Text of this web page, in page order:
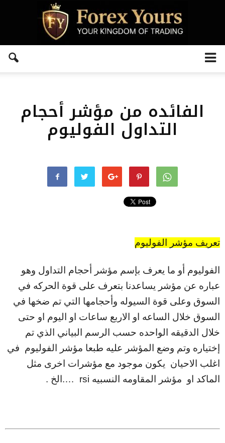
الفائده من مؤشر أحجام
التداول الفوليوم
تعريف مؤشر الفوليوم
الفوليوم أو ما يعرف بإسم مؤشر أحجام التداول وهو
عباره عن مؤشر يساعدنا بتعرف على قوة الحركه في
السوق وعلى قوة السيوله وأحجامها التي تم ضخها في
السوق خلال الساعه او الاربع ساعات او اليوم او حتى
خلال الدقيقه الواحده حسب الرسم البياني الذي تم
إختياره وتم وضع المؤشر عليه طبعا مؤشر الفوليوم في
اغلب الاحيان يكون موجود مع مؤشرات اخرى مثل
الماكد او مؤشر المقاومه النسبيه rsi ….الخ .